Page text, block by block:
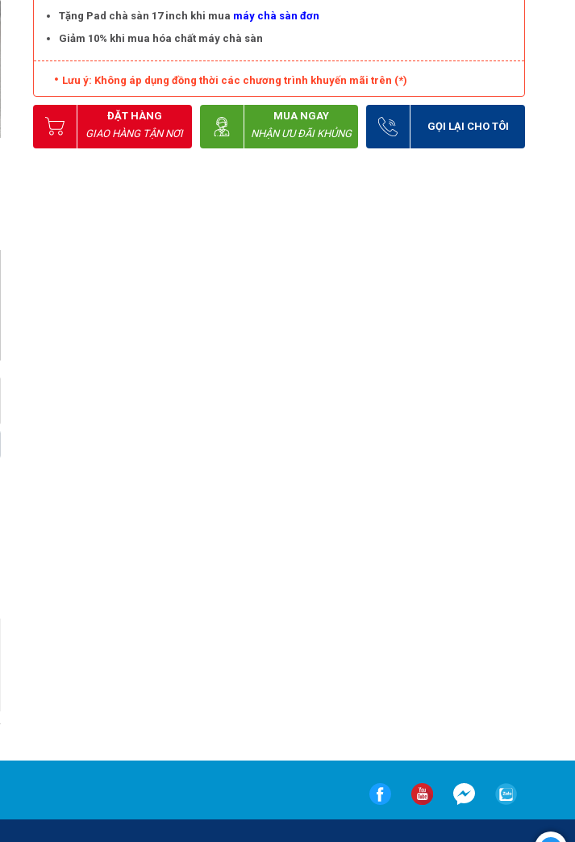
Tặng Pad chà sàn 17 inch khi mua máy chà sàn đơn
Giảm 10% khi mua hóa chất máy chà sàn
Lưu ý: Không áp dụng đồng thời các chương trình khuyến mãi trên (*)
ĐẶT HÀNG
GIAO HÀNG TẬN NƠI
MUA NGAY
NHẬN ƯU ĐÃI KHỦNG
GỌI LẠI CHO TÔI